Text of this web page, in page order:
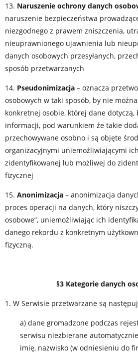
13. Naruszenie ochrony danych
naruszenie bezpieczeństwa
niezgodnego z prawem zniszczenia,
nieuprawnionego ujawnienia lub
danych osobowych przesyłanych,
sposób przetwarzanych
14. Pseudonimizacja – oznacza
osobowych w taki sposób, by nie
konkretnej osobie, której dane dotyczą,
informacji, pod warunkiem że takie
przechowywane osobno i są objęte
organizacyjnymi uniemożliwiającymi
zidentyfikowanej lub możliwej do
fizycznej
15. Anonimizacja – anonimizacja
proces operacji na danych, który
osobowe”, uniemożliwiając ich
danego rekordu z konkretnym
fizyczną.
§3 Kategorie danych
1. W Serwisie przetwarzane są
a) dane gromadzone podczas
serwisu niezbierane
imię, nazwisko (w odniesieniu do